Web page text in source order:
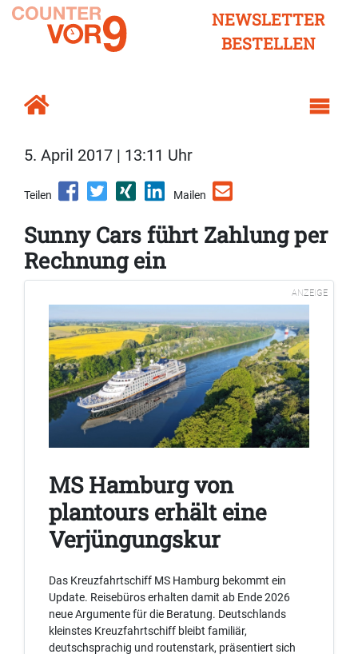
NEWSLETTER
BESTELLEN
5. April 2017 | 13:11 Uhr
Teilen Mailen
Sunny Cars führt Zahlung per
Rechnung ein
ANZEIGE
MS Hamburg von
plantours erhält eine
Verjüngungskur
Das Kreuzfahrtschiff MS Hamburg bekommt ein
Update. Reisebüros erhalten damit ab Ende 2026
neue Argumente für die Beratung. Deutschlands
kleinstes Kreuzfahrtschiff bleibt familiär,
deutschsprachig und routenstark, präsentiert sich